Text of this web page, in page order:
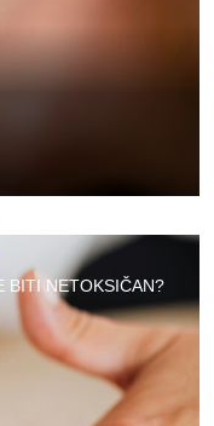
BITI NETOKSIČAN?